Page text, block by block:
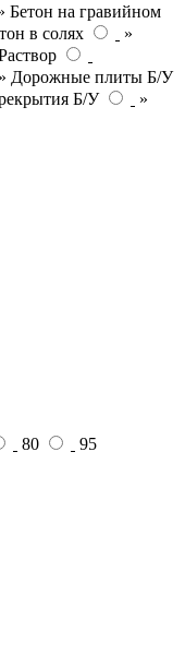
Бетон на гравийном
в солях
»
» Дорожные плиты Б/У
Б/У
»
80 95